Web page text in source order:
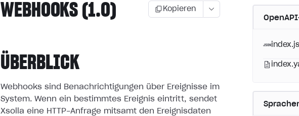
WEBHOOKS (1.0) Kopieren
ÜBERBLICK
Webhooks sind Benachrichtigungen über Ereignisse im
System. Wenn ein bestimmtes Ereignis eintritt, sendet
Xsolla eine HTTP-Anfrage mitsamt den Ereignisdaten